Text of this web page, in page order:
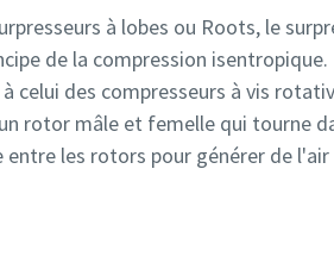
à lobes ou Roots, le
de la compression isentropique.
celui des compresseurs à vis
rotor mâle et femelle qui tourne
entre les rotors pour générer de